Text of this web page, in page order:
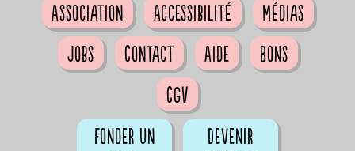
Association Accessibilité
Médias
Jobs
Contact Aide
Bons
CGV
Fonder un
Devenir